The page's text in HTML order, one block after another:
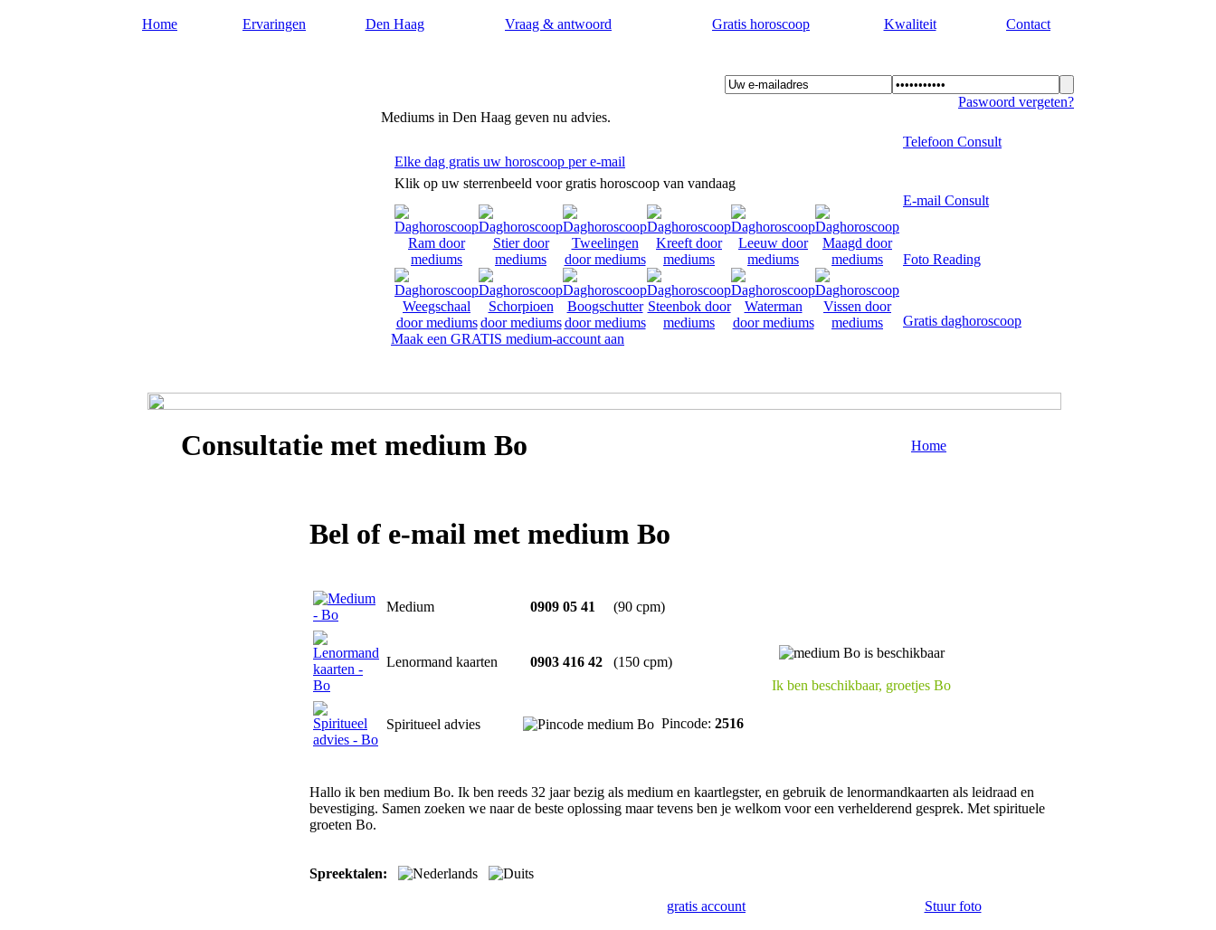
Home Ervaringen Den Haag Vraag & antwoord Gratis horoscoop Kwaliteit Contact
Mediums in Den Haag geven nu advies.
Paswoord vergeten?
Elke dag gratis uw horoscoop per e-mail
Klik op uw sterrenbeeld voor gratis horoscoop van vandaag
Maak een GRATIS medium-account aan
Telefoon Consult
E-mail Consult
Foto Reading
Gratis daghoroscoop
Consultatie met medium Bo Home
Bel of e-mail met medium Bo
Medium 0909 05 41 (90 cpm)
Ik ben beschikbaar, groetjes Bo
Lenormand kaarten 0903 416 42 (150 cpm)
Spiritueel advies Pincode: 2516
Hallo ik ben medium Bo. Ik ben reeds 32 jaar bezig als medium en kaartlegster, en gebruik de lenormandkaarten als leidraad en
bevestiging. Samen zoeken we naar de beste oplossing maar tevens ben je welkom voor een verhelderend gesprek. Met spirituele
groeten Bo.
Spreektalen:
gratis account Stuur foto